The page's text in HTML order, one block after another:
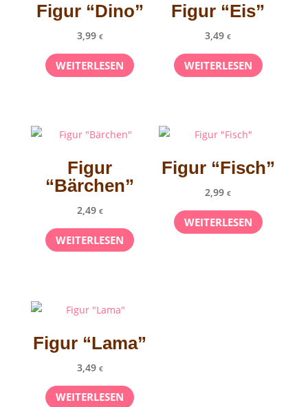
Figur “Dino”
3,99 €
WEITERLESEN
Figur “Eis”
3,49€
WEITERLESEN
Figur
“Bärchen”
2,49 €
WEITERLESEN
Figur “Fisch”
2,99€
WEITERLESEN
Figur “Lama”
3,49 €
WEITERLESEN